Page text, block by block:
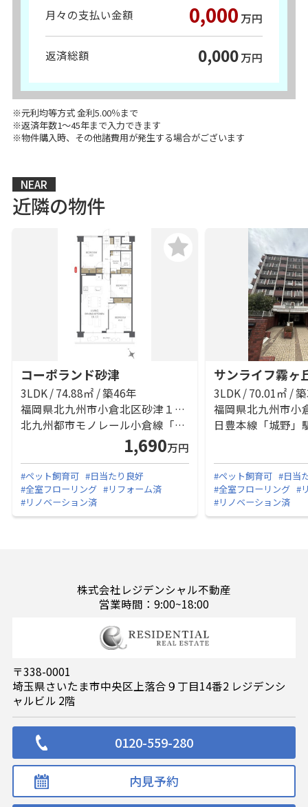
月々の支払い金額 0,000 万円
返済総額 0,000万円
※元利均等方式 金利5.00％まで
※返済年数1～45年まで入力できます
※物件購入時、その他諸費用が発生する場合がございます
NEAR
近隣の物件
コーポランド砂津
3LDK / 74.88㎡ / 築46年
福岡県北九州市小倉北区砂津１丁目
北九州都市モノレール小倉線「平和通」駅 徒歩9分
1,690万円
#ペット飼育可 #日当たり良好
#全室フローリング #リフォーム済
#リノベーション済
サンライフ霧ヶ
3LDK / 70.01㎡ /
日豊本線「城野」
#ペット飼育可 #日当
#全室フローリング #
#リノベーション済
株式会社レジデンシャル不動産
営業時間：9:00~18:00
〒338-0001
埼玉県さいたま市中央区上落合９丁目14番2 レジデンシ
ャルビル 2階
0120-559-280
内見予約